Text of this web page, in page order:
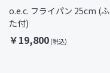
o.e.c. フライパン 25cm (ふ
た付)
￥19,800